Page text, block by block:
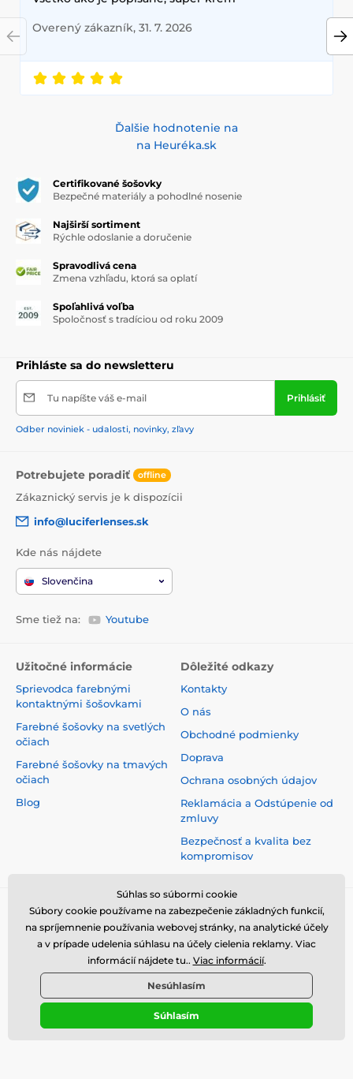
Overený zákazník, 31. 7. 2026
Ďalšie hodnotenie na
na Heuréka.sk
Certifikované šošovky
Bezpečné materiály a pohodlné nosenie
Najširší sortiment
Rýchle odoslanie a doručenie
Spravodlivá cena
Zmena vzhľadu, ktorá sa oplatí
Spoľahlivá voľba
Spoločnosť s tradíciou od roku 2009
Prihláste sa do newsletteru
Tu napíšte váš e-mail Prihlásiť
Odber noviniek - udalosti, novinky, zľavy
Potrebujete poradiť offline
Zákaznický servis je k dispozícii
info@luciferlenses.sk
Kde nás nájdete
Slovenčina
Sme tiež na: Youtube
Užitočné informácie
Sprievodca farebnými
kontaktnými šošovkami
Farebné šošovky na svetlých
očiach
Farebné šošovky na tmavých
očiach
Blog
Dôležité odkazy
Kontakty
O nás
Obchodné podmienky
Doprava
Ochrana osobných údajov
Reklamácia a Odstúpenie od
zmluvy
Bezpečnosť a kvalita bez
kompromisov
Súhlas so súbormi cookie
Súbory cookie používame na zabezpečenie základných funkcií,
na spríjemnenie používania webovej stránky, na analytické účely
a v prípade udelenia súhlasu na účely cielenia reklamy. Viac
informácií nájdete tu.. Viac informácií.
Nesúhlasím
Súhlasím